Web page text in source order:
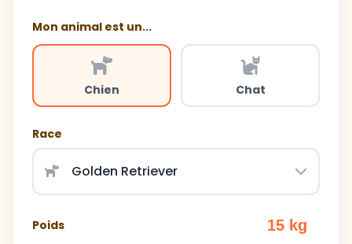
Mon animal est un...
Chien Chat
Race
Poids 15 kg